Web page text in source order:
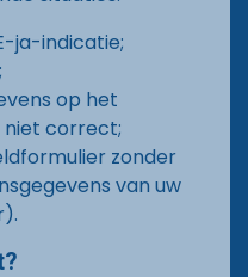
ja-indicatie;
op het
niet correct;
zonder
van uw